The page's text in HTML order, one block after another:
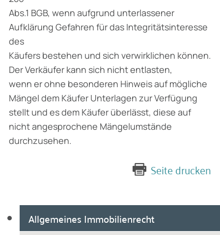
Allgemeines Immobilienrecht
Abs.1 BGB, wenn aufgrund unterlassener
Aufklärung Gefahren für das Integritätsinteresse
des
Käufers bestehen und sich verwirklichen können.
Der Verkäufer kann sich nicht entlasten,
wenn er ohne besonderen Hinweis auf mögliche
Mängel dem Käufer Unterlagen zur Verfügung
stellt und es dem Käufer überlässt, diese auf
nicht angesprochene Mängelumstände
durchzusehen.
Seite drucken